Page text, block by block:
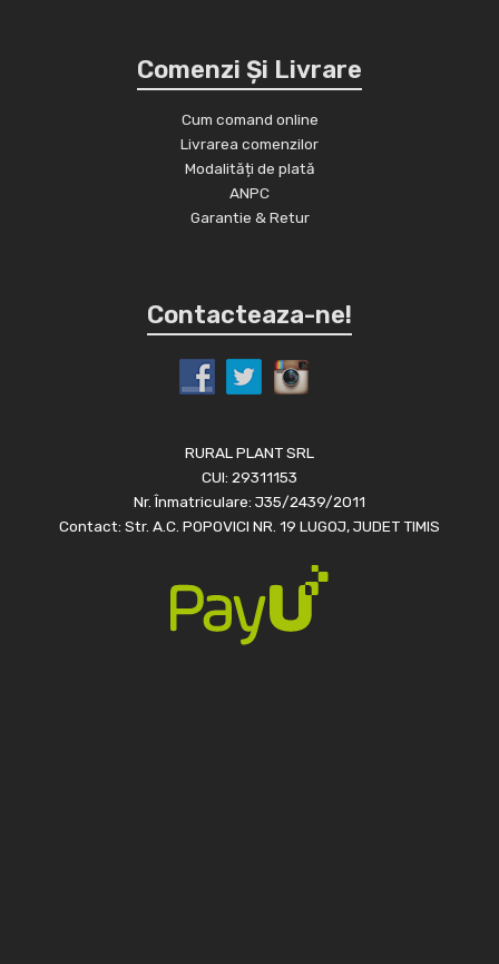
Comenzi Și Livrare
Cum comand online
Livrarea comenzilor
Modalități de plată
ANPC
Garantie & Retur
Contacteaza-ne!
RURAL PLANT SRL
CUI: 29311153
Nr. Înmatriculare: J35/2439/2011
Contact: Str. A.C. POPOVICI NR. 19 LUGOJ, JUDET TIMIS